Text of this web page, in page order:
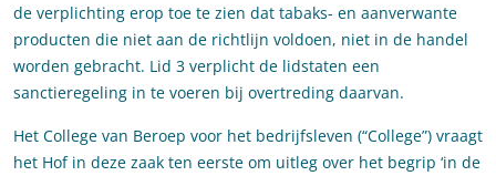
de verplichting erop toe te zien dat tabaks- en aanverwante
producten die niet aan de richtlijn voldoen, niet in de handel
worden gebracht. Lid 3 verplicht de lidstaten een
sanctieregeling in te voeren bij overtreding daarvan.
Het College van Beroep voor het bedrijfsleven (“College”) vraagt
het Hof in deze zaak ten eerste om uitleg over het begrip ‘in de